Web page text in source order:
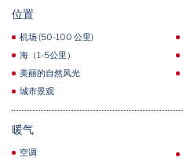
位置
机场 (50-100 公里)
海（1-5公里）
美丽的自然风光
城市景观
暖气
空调